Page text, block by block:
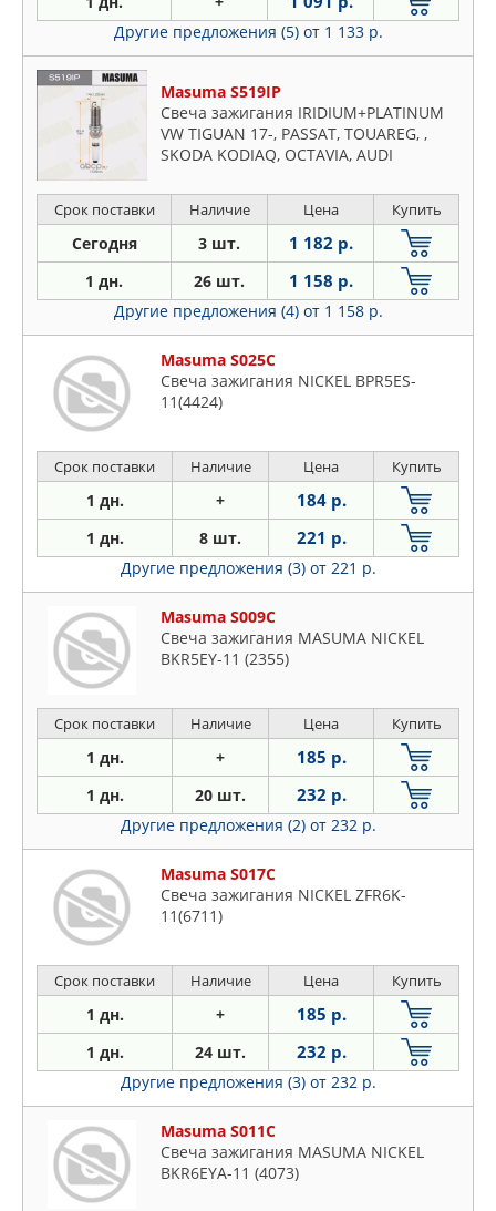
Другие предложения (5) от 1 133 р.
Masuma S519IP
Свеча зажигания IRIDIUM+PLATINUM
VW TIGUAN 17-, PASSAT, TOUAREG, ,
SKODA KODIAQ, OCTAVIA, AUDI
Срок поставки Наличие Цена Купить
Сегодня 3 шт. 1 182 р.
1 дн. 26 шт. 1 158 р.
Другие предложения (4) от 1 158 р.
Masuma S025C
Свеча зажигания NICKEL BPR5ES-
11(4424)
Срок поставки Наличие Цена Купить
1 дн. + 184 р.
1 дн. 8 шт. 221 р.
Другие предложения (3) от 221 р.
Masuma S009C
Свеча зажигания MASUMA NICKEL
BKR5EY-11 (2355)
Срок поставки Наличие Цена Купить
1 дн. + 185 р.
1 дн. 20 шт. 232 р.
Другие предложения (2) от 232 р.
Masuma S017C
Свеча зажигания NICKEL ZFR6K-
11(6711)
Срок поставки Наличие Цена Купить
1 дн. + 185 р.
1 дн. 24 шт. 232 р.
Другие предложения (3) от 232 р.
Masuma S011C
Свеча зажигания MASUMA NICKEL
BKR6EYA-11 (4073)